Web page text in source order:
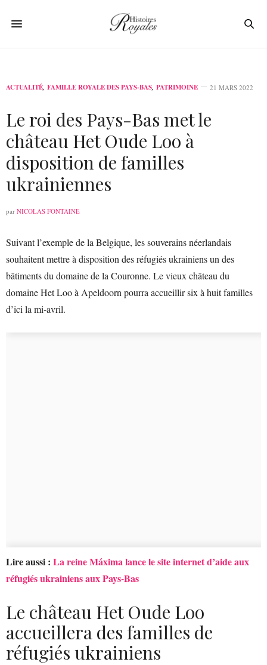
ACTUALITÉ, FAMILLE ROYALE DES PAYS-BAS, PATRIMOINE 21 MARS 2022
Le roi des Pays-Bas met le
château Het Oude Loo à
disposition de familles
ukrainiennes
par NICOLAS FONTAINE
Suivant l’exemple de la Belgique, les souverains néerlandais
souhaitent mettre à disposition des réfugiés ukrainiens un des
bâtiments du domaine de la Couronne. Le vieux château du
domaine Het Loo à Apeldoorn pourra accueillir six à huit familles
d’ici la mi-avril.
Lire aussi : La reine Máxima lance le site internet d’aide aux
réfugiés ukrainiens aux Pays-Bas
Le château Het Oude Loo
accueillera des familles de
réfugiés ukrainiens